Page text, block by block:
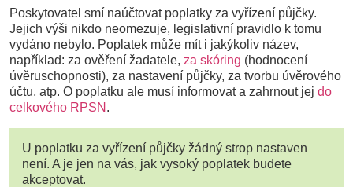
Poskytovatel smí naúčtovat poplatky za vyřízení půjčky.
Jejich výši nikdo neomezuje, legislativní pravidlo k tomu
vydáno nebylo. Poplatek může mít i jakýkoliv název,
například: za ověření žadatele, za skóring (hodnocení
úvěruschopnosti), za nastavení půjčky, za tvorbu úvěrového
účtu, atp. O poplatku ale musí informovat a zahrnout jej do
celkového RPSN .
U poplatku za vyřízení půjčky žádný strop nastaven
není. A je jen na vás, jak vysoký poplatek budete
akceptovat.